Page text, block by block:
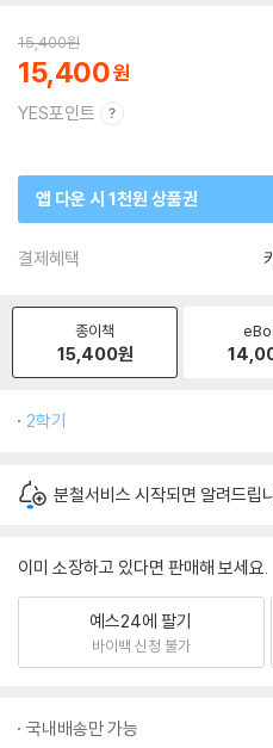
15,400원
15,400
YES포인트
앱 다운 시 1천원 상품권
결제혜택
종이책
15,400원
2학기
분철서비스 시작되면 알려드립
이미 소장하고 있다면 판매해 보세요.
예스24에 팔기
바이백 신청 불가
국내배송만 가능